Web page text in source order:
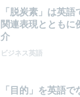
「脱炭素」は英語
関連表現とともに
介
ビジネス英語
「目的」を英語で